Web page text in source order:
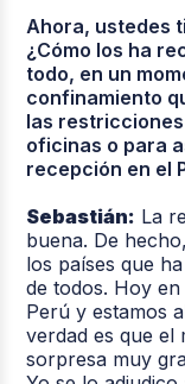
Ahora, ustedes
¿Cómo los ha
todo, en un
confinamiento
las
oficinas o para
recepción en el
Sebastián: La
buena. De
los países que
de todos. Hoy
Perú y estamos
verdad es que el
sorpresa muy